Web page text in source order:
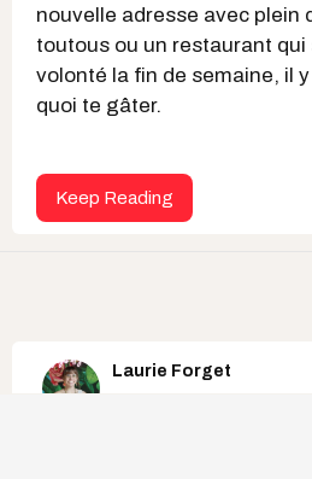
nouvelle adresse avec plein
toutous ou un restaurant qui
volonté la fin de semaine, il
quoi te gâter.
Keep Reading
Laurie Forget